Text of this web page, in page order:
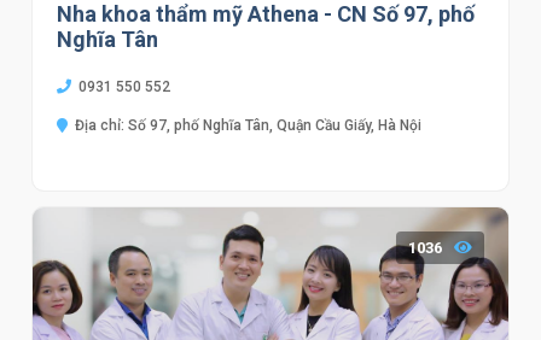
Nha khoa thẩm mỹ Athena - CN Số 97, phố
Nghĩa Tân
0931 550 552
Địa chỉ: Số 97, phố Nghĩa Tân, Quận Cầu Giấy, Hà Nội
1036